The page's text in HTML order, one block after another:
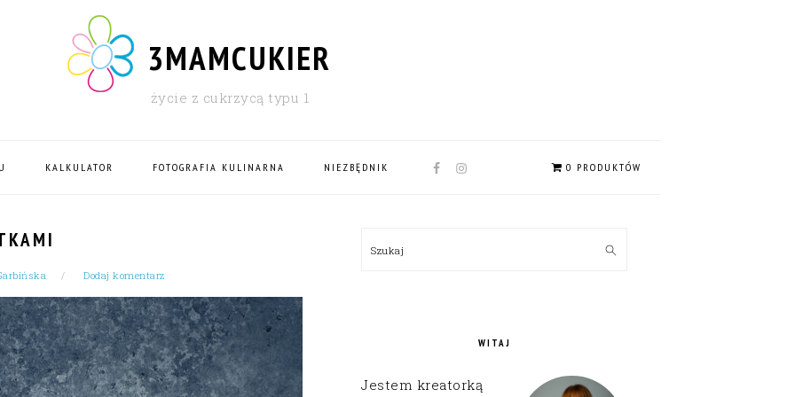
3MAMCUKIER
życie z cukrzycą typu 1
KALKULATOR FOTOGRAFIA KULINARNA NIEZBĘDNIK
NAV
0 PRODUKTÓW
Dodaj komentarz
SIDEBAR
Szukaj
WITAJ
Jestem kreatorką